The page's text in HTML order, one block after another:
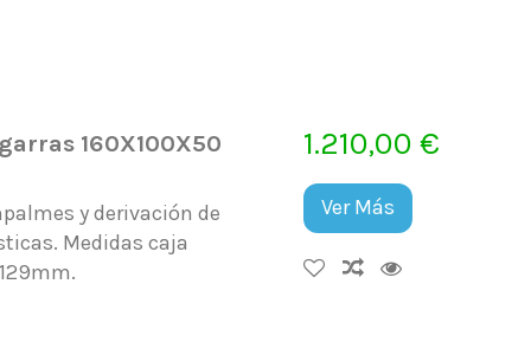
160X100X50
y derivación de
Medidas caja
1.210,00 €
Ver Más